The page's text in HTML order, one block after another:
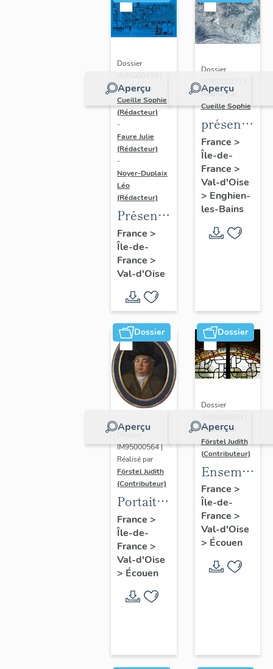
Aperçu
Dossier
Réalisé par
Cueille Sophie
(Rédacteur)
-
Faure Julie
(Rédacteur)
-
Noyer-Duplaix
Léo
(Rédacteur)
Présentation
de
l'étude
du
de
l'agglomération
de
Cergy-
Pontoise
France >
Île-de-
France >
Val-d'Oise
Aperçu
Dossier
Réalisé par
Cueille Sophie
de
l'étude
du
patrimoine
d'Enghien-
Les-
Bains
France >
Île-de-
France >
Val-d'Oise
> Enghien-
les-Bains
Dossier
Aperçu
Dossier
IM95000564 |
Réalisé par
Förstel Judith
(Contributeur)
Portait
d'homme
en
médaillon
ovale.
France >
Île-de-
France >
Val-d'Oise
> Écouen
Dossier
Aperçu
Dossier
Réalisé par
Förstel Judith
(Contributeur)
Ensemble
des
verrières
du
XVIIIe
siècle
France >
Île-de-
France >
Val-d'Oise
> Écouen